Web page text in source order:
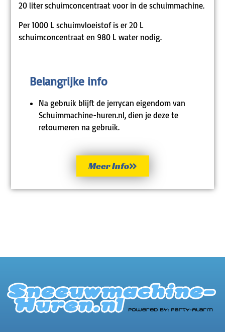
20 liter schuimconcentraat voor in de schuimmachine.
Per 1000 L schuimvloeistof is er 20 L
schuimconcentraat en 980 L water nodig.
Belangrijke info
Na gebruik blijft de jerrycan eigendom van
Schuimmachine-huren.nl, dien je deze te
retourneren na gebruik.
Meer Info